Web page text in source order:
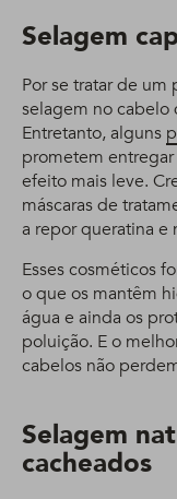
Selagem
Por se tratar de
selagem no cabelo
Entretanto, alguns
prometem
efeito mais leve.
máscaras de
a repor queratina e
Esses cosméticos
o que os mantêm
água e ainda os
poluição. E o
cabelos não
Selagem
cacheados